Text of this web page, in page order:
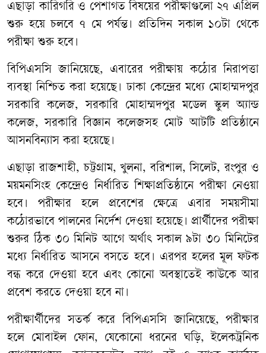
এছাড়া কারিগরি ও পেশাগত বিষয়ের পরীক্ষাগুলো ২৭ এপ্রিল
শুরু হয়ে চলবে ৭ মে পর্যন্ত। প্রতিদিন সকাল ১০টা থেকে
পরীক্ষা শুরু হবে।
বিপিএসসি জানিয়েছে, এবারের পরীক্ষায় কঠোর নিরাপত্তা
ব্যবস্থা নিশ্চিত করা হয়েছে। ঢাকা কেন্দ্রের মধ্যে মোহাম্মদপুর
সরকারি কলেজ,সরকারি মোহাম্মদপুর মডেল স্কুল অ্যান্ড
কলেজ,সরকারি বিজ্ঞান কলেজসহ মোট আটটি প্রতিষ্ঠানে
আসনবিন্যাস করা হয়েছে।
এছাড়া রাজশাহী,চট্টগ্রাম,খুলনা,বরিশাল,সিলেট,রংপুর ও
ময়মনসিংহ কেন্দ্রেও নির্ধারিত শিক্ষাপ্রতিষ্ঠানে পরীক্ষা নেওয়া
হবে।
পরীক্ষার হলে প্রবেশের ক্ষেত্রে এবার
সময়সীমা
কঠোরভাবে পালনের নির্দেশ দেওয়া হয়েছে। প্রার্থীদের পরীক্ষা
শুরুর ঠিক ৩০ মিনিট আগে অর্থাৎ সকাল ৯টা ৩০ মিনিটের
মধ্যে নির্ধারিত আসনে বসতে হবে। এরপর হলের মূল ফটক
বন্ধ করে দেওয়া হবে এবং কোনো অবস্থাতেই কাউকে আর
প্রবেশ করতে দেওয়া হবে না।
পরীক্ষার্থীদের সতর্ক করে বিপিএসসি জানিয়েছে, পরীক্ষার
হলে
মোবাইল ফোন, যেকোনো ধরনের ঘড়ি,ইলেকট্রনিক